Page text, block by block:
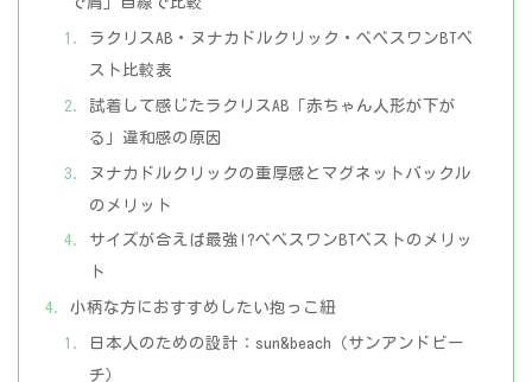
ラクリスAB・ヌナカドルクリック・べべスワンBTベ
スト比較表
試着して感じたラクリスAB「赤ちゃん人形が下が
る」違和感の原因
ヌナカドルクリックの重厚感とマグネットバックル
のメリット
サイズが合えば最強!?べべスワンBTベストのメリッ
ト
小柄な方におすすめしたい抱っこ紐
日本人のための設計：sun&beach（サンアンドビー
チ）